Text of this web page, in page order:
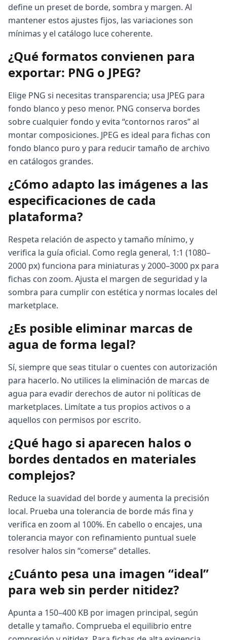
define un preset de borde, sombra y margen. Al
mantener estos ajustes fijos, las variaciones son
mínimas y el catálogo luce coherente.
¿Qué formatos convienen para
exportar: PNG o JPEG?
Elige PNG si necesitas transparencia; usa JPEG para
fondo blanco y peso menor. PNG conserva bordes
sobre cualquier fondo y evita “contornos raros” al
montar composiciones. JPEG es ideal para fichas con
fondo blanco puro y para reducir tamaño de archivo
en catálogos grandes.
¿Cómo adapto las imágenes a las
especificaciones de cada
plataforma?
Respeta relación de aspecto y tamaño mínimo, y
verifica la guía oficial. Como regla general, 1:1 (1080–
2000 px) funciona para miniaturas y 2000–3000 px para
fichas con zoom. Ajusta el margen de seguridad y la
sombra para cumplir con estética y normas locales del
marketplace.
¿Es posible eliminar marcas de
agua de forma legal?
Sí, siempre que seas titular o cuentes con autorización
para hacerlo. No utilices la eliminación de marcas de
agua para evadir derechos de autor ni políticas de
marketplaces. Limítate a tus propios activos o a
aquellos con permisos por escrito.
¿Qué hago si aparecen halos o
bordes dentados en materiales
complejos?
Reduce la suavidad del borde y aumenta la precisión
local. Prueba una tolerancia de borde más fina y
verifica en zoom al 100%. En cabello o encajes, una
tolerancia mayor con refinamiento puntual suele
resolver halos sin “comerse” detalles.
¿Cuánto pesa una imagen “ideal”
para web sin perder nitidez?
Apunta a 150–400 KB por imagen principal, según
detalle y tamaño. Comprueba el equilibrio entre